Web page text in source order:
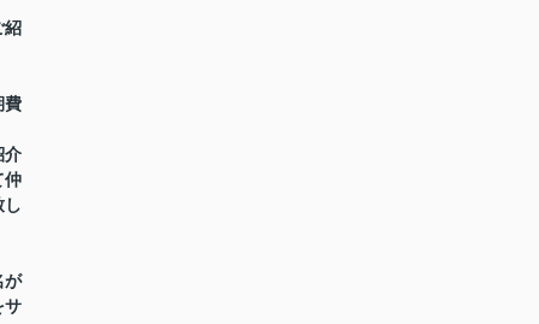
紹
費
介
仲
し
が
サ